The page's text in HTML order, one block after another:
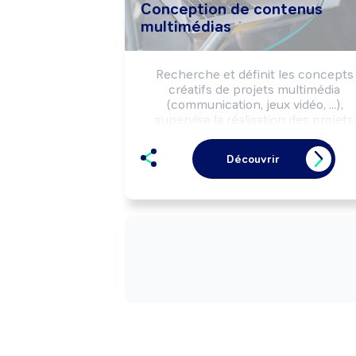
Conception de contenus
multimédias
Recherche et définit les concepts
créatifs de projets multimédia
(communication, jeux vidéo, ...),
supervise la réalisation des projets
en cohérence avec la stratégie
commerciale.
Peut coordonner une équipe.
Découvrir